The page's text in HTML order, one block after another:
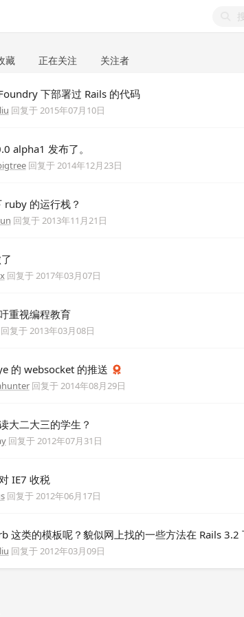
藏 正在关注 关注者
下部署过 Rails 的代码
回复于2015年07月10日
alpha1 发布了。
回复于2014年12月23日
ruby 的运行栈？
回复于2013年11月21日
回复于2017年03月07日
重视编程教育
复于2013年03月08日
的 websocket 的推送
回复于2014年08月29日
大二大三的学生？
回复于2012年07月31日
IE7 收税
回复于2012年06月17日
这类的模板呢？貌似网上找的一些方法在 Rails 3.2
回复于2012年03月09日